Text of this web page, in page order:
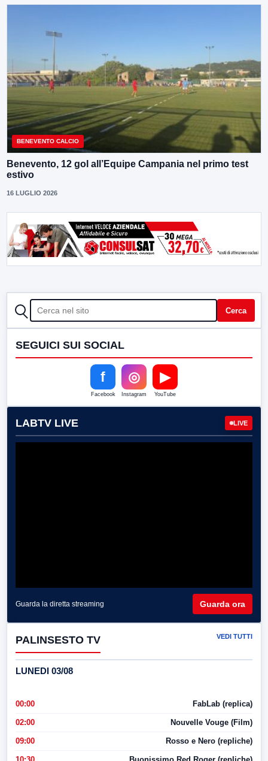
BENEVENTO CALCIO
Benevento, 12 gol all’Equipe Campania nel primo test
estivo
16 LUGLIO 2026
CERCA Cerca
SEGUICI SUI SOCIAL
f
Facebook
◎
Instagram
▶
YouTube
LABTV LIVE LIVE
Guarda la diretta streaming Guarda ora
PALINSESTO TV VEDI TUTTI
LUNEDI 03/08
00:00 FabLab (replica)
02:00 Nouvelle Vouge (Film)
09:00 Rosso e Nero (repliche)